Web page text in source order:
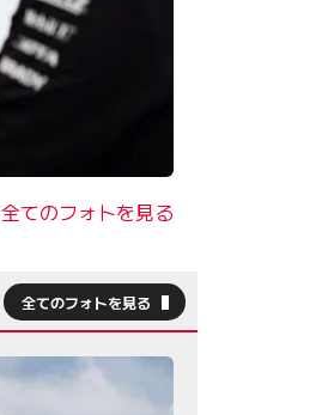
全てのフォトを見る
全てのフォトを見る